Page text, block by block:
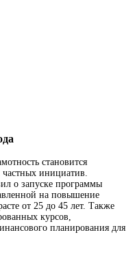
становится
частных инициатив.
о запуске программы
на повышение
от 25 до 45 лет. Также
курсов,
планирования для